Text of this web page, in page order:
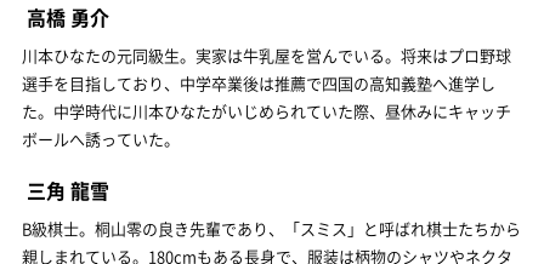
高橋 勇介
川本ひなたの元同級生。実家は牛乳屋を営んでいる。将来はプロ野球
選手を目指しており、中学卒業後は推薦で四国の高知義塾へ進学し
た。中学時代に川本ひなたがいじめられていた際、昼休みにキャッチ
ボールへ誘っていた。
三角 龍雪
B級棋士。桐山零の良き先輩であり、「スミス」と呼ばれ棋士たちから
親しまれている。180cmもある長身で、服装は柄物のシャツやネクタ